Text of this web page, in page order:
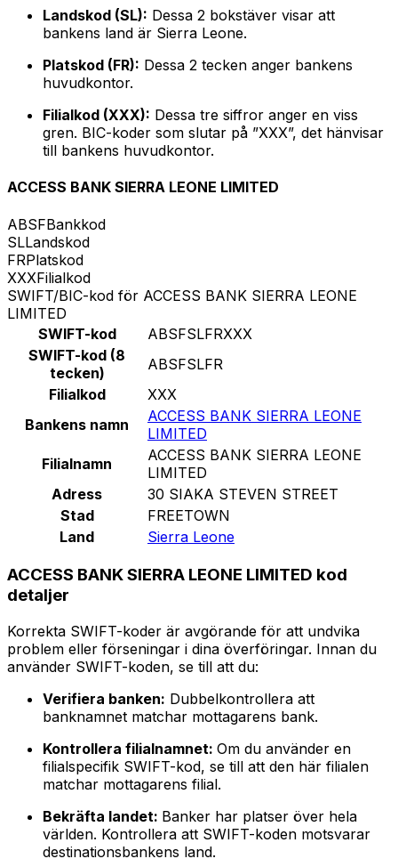
Landskod (SL): Dessa 2 bokstäver visar att
bankens land är Sierra Leone.
Platskod (FR): Dessa 2 tecken anger bankens
huvudkontor.
Filialkod (XXX): Dessa tre siffror anger en viss
gren. BIC-koder som slutar på ”XXX”, det hänvisar
till bankens huvudkontor.
ACCESS BANK SIERRA LEONE LIMITED
ABSFBankkod
SLLandskod
FRPlatskod
XXXFilialkod
SWIFT/BIC-kod för ACCESS BANK SIERRA LEONE
LIMITED
SWIFT-kod
ABSFSLFRXXX
SWIFT-kod (8
tecken)
ABSFSLFR
Filialkod
XXX
Bankens namn
ACCESS BANK SIERRA LEONE
LIMITED
Filialnamn
ACCESS BANK SIERRA LEONE
LIMITED
Adress
30 SIAKA STEVEN STREET
Stad
FREETOWN
Land
Sierra Leone
ACCESS BANK SIERRA LEONE LIMITED kod
detaljer
Korrekta SWIFT-koder är avgörande för att undvika
problem eller förseningar i dina överföringar. Innan du
använder SWIFT-koden, se till att du:
Verifiera banken: Dubbelkontrollera att
banknamnet matchar mottagarens bank.
Kontrollera filialnamnet: Om du använder en
filialspecifik SWIFT-kod, se till att den här filialen
matchar mottagarens filial.
Bekräfta landet: Banker har platser över hela
världen. Kontrollera att SWIFT-koden motsvarar
destinationsbankens land.